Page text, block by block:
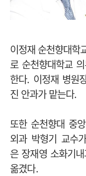
이정재 순천향대학
로 순천향대학교
한다. 이정재 병원
진 안과가 맡는다.
또한 순천향대 중
외과 박형기 교수
은 장재영 소화기
옮겼다.